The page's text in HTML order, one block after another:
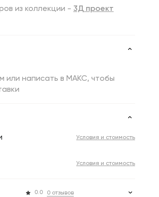
из коллекции - 3Д проект
или написать в МАКС, чтобы
Условия и стоимость
Условия и стоимость
0.0 0 отзывов